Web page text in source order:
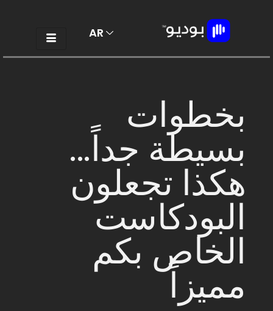
AR
بخطوات
بسيطة جداً...
هكذا تجعلون
البودكاست
الخاص بكم
مميزاً